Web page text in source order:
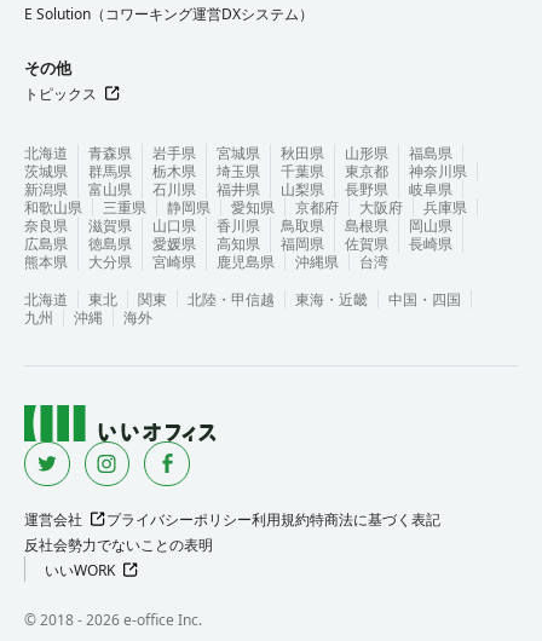
E Solution（コワーキング運営DXシステム）
その他
トピックス
北海道 青森県 岩手県 宮城県 秋田県 山形県
福島県
茨城県
群馬県 栃木県 埼玉県 千葉県 東京都
神奈川県
新潟県
富山県 石川県 福井県 山梨県 長野県
岐阜県
和歌山県
三重県 静岡県 愛知県 京都府 大阪府
兵庫県
奈良県
滋賀県 山口県 香川県 鳥取県 島根県
岡山県
広島県
徳島県 愛媛県 高知県 福岡県 佐賀県
長崎県
熊本県
大分県 宮崎県 鹿児島県 沖縄県
台湾
北海道
東北 関東 北陸・甲信越 東海・近畿
中国・四国
九州
沖縄 海外
運営会社 プライバシーポリシー利用規約特商法に基づく表記
反社会勢力でないことの表明
いいWORK
©︎ 2018 -2026e-office Inc.